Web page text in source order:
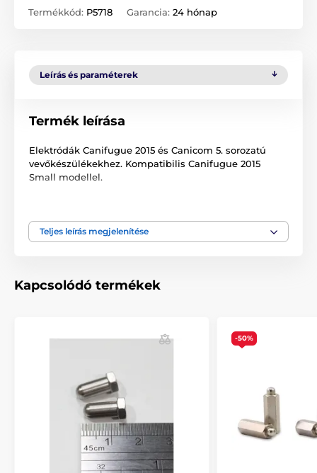
Termékkód: P5718 Garancia: 24 hónap
Leírás és paraméterek
Termék leírása
Elektródák Canifugue 2015 és Canicom 5. sorozatú
vevőkészülékekhez. Kompatibilis Canifugue 2015
Small modellel.
Tartozékok kerítéshez
Teljes leírás megjelenítése
Kapcsolódó termékek
-50%